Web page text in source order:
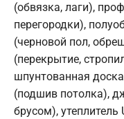
(обвязка, лаги),
перегородки),
(черновой пол,
(перекрытие,
шпунтованная
(подшив потолка),
брусом), утеплитель